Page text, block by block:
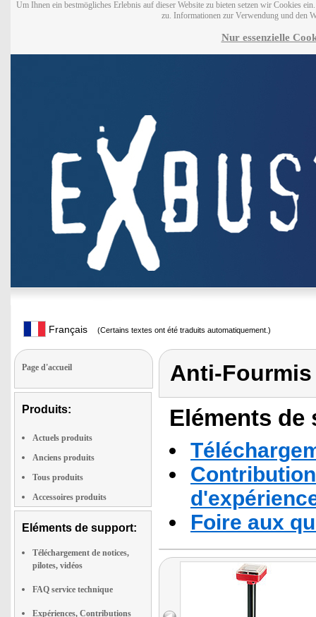
Um Ihnen ein bestmögliches Erlebnis auf dieser Website zu bieten setzen wir Cookies
zu. Informationen zur Verwendung und den
Nur essenzielle
Français (Certains textes ont été traduits automatiquement.)
Page d'accueil
Produits:
Actuels produits
Anciens produits
Tous produits
Accessoires produits
Eléments de support:
Téléchargement de notices,
pilotes, vidéos
FAQ service technique
Expériences, Contributions
Anti-
Eléments
Foire aux